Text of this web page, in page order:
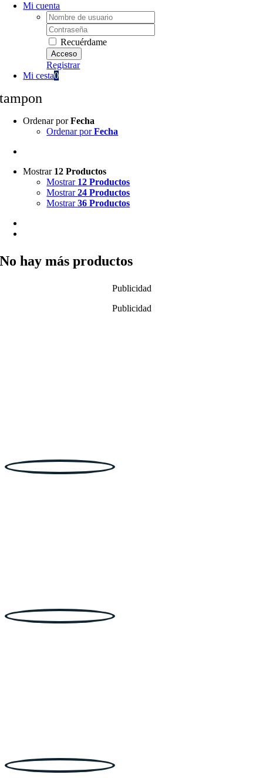
Mi cuenta
Username:
Password:
Recuérdame
Registrar
Mi cesta0
tampon
Ordenar porFecha
Ordenar porFecha
Mostrar 12 Productos
Mostrar 12 Productos
Mostrar24 Productos
Mostrar36 Productos
No hay más productos
Publicidad
Publicidad